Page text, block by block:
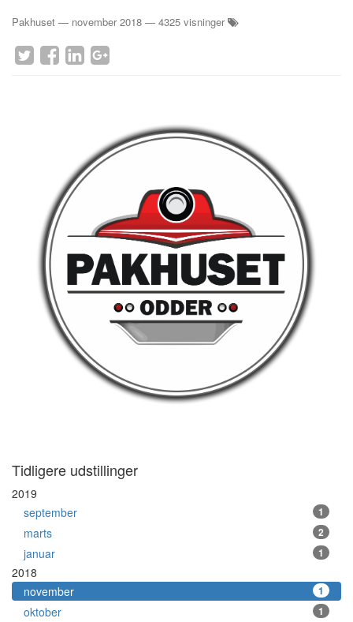
Pakhuset — november 2018 — 4325 visninger
Tidligere udstillinger
2019
september
1
marts 2
januar 1
2018
november
1
oktober 1